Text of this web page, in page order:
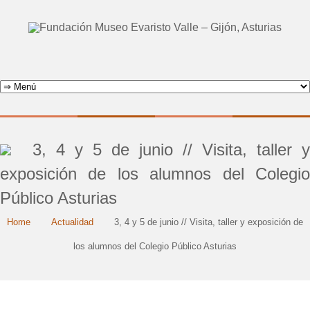
3, 4 y 5 de junio // Visita, taller y
exposición de los alumnos del Colegio
Público Asturias
Home Actualidad 3, 4 y 5 de junio // Visita, taller y exposición de
los alumnos del Colegio Público Asturias